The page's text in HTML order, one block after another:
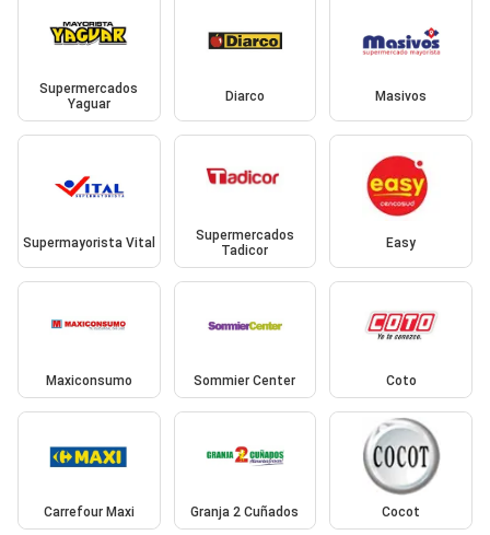
Supermercados
Yaguar
Diarco Masivos
Supermayorista Vital
Supermercados
Tadicor
Easy
Maxiconsumo Sommier Center Coto
Carrefour Maxi Granja 2 Cuñados Cocot